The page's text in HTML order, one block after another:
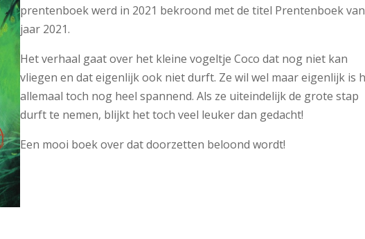
prentenboek werd in 2021 bekroond met de titel Prentenboek
jaar 2021.
Het verhaal gaat over het kleine vogeltje Coco dat nog niet kan
vliegen en dat eigenlijk ook niet durft. Ze wil wel maar eigenlijk is
allemaal toch nog heel spannend. Als ze uiteindelijk de grote stap
durft te nemen, blijkt het toch veel leuker dan gedacht!
Een mooi boek over dat doorzetten beloond wordt!